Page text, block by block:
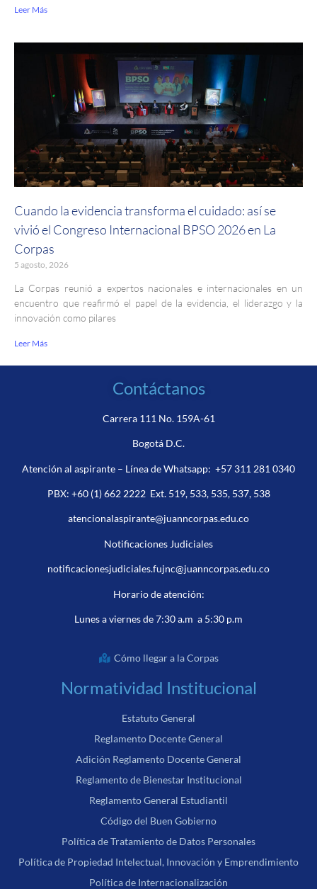
Leer Más
Cuando la evidencia transforma el cuidado: así se
vivió el Congreso Internacional BPSO 2026 en La
Corpas
5 agosto, 2026
La Corpas reunió a expertos nacionales e internacionales en un
encuentro que reafirmó el papel de la evidencia, el liderazgo y la
innovación como pilares
Leer Más
Contáctanos
Carrera 111 No. 159A-61
Bogotá D.C.
Atención al aspirante – Línea de Whatsapp: +57 311 281 0340
PBX: +60 (1) 662 2222Ext. 519, 533, 535, 537, 538
atencionalaspirante@juanncorpas.edu.co
Notificaciones Judiciales
notificacionesjudiciales.fujnc@juanncorpas.edu.co
Horario de atención:
Lunes a viernes de 7:30 a.m a 5:30 p.m
Cómo llegar a la Corpas
Normatividad Institucional
Estatuto General
Reglamento Docente General
Adición Reglamento Docente General
Reglamento de Bienestar Institucional
Reglamento General Estudiantil
Código del Buen Gobierno
Política de Tratamiento de Datos Personales
Política de Propiedad Intelectual, Innovación y Emprendimiento
Política de Internacionalización